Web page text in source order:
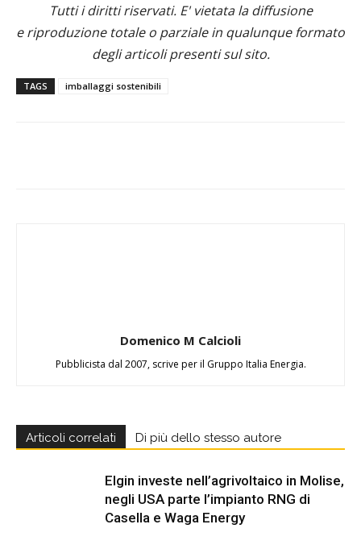
Tutti i diritti riservati. E' vietata la diffusione
e riproduzione totale o parziale in qualunque formato
degli articoli presenti sul sito.
TAGS imballaggi sostenibili
Domenico M Calcioli
Pubblicista dal 2007, scrive per il Gruppo Italia Energia.
Articoli correlati Di più dello stesso autore
Elgin investe nell’agrivoltaico in Molise,
negli USA parte l’impianto RNG di
Casella e Waga Energy